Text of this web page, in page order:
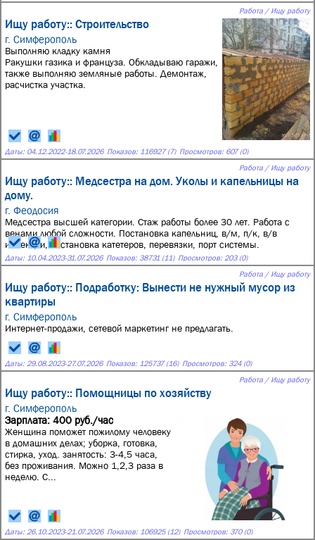
Работа / Ищу работу
Ищу работу:: Строительство
г. Симферополь
Выполняю кладку камня
Ракушки газика и француза. Обкладываю гаражи,
также выполняю земляные работы. Демонтаж,
расчистка участка.
Даты: 04.12.2022-18.07.2026 Показов: 116927 (7) Просмотров: 607 (0)
Работа / Ищу работу
Ищу работу:: Медсестра на дом. Уколы и капельницы на
дому.
г. Феодосия
Медсестра высшей категории. Стаж работы более 30 лет. Работа с
венами любой сложности. Постановка капельниц, в/м, п/к, в/в
инъекции, постановка катетеров, перевязки, порт системы.
Даты: 10.04.2023-31.07.2026 Показов: 38731 (11) Просмотров: 203 (0)
Работа / Ищу работу
Ищу работу:: Подработку: Вынести не нужный мусор из
квартиры
г. Симферополь
Интернет-продажи, сетевой маркетинг не предлагать.
Даты: 29.08.2023-27.07.2026 Показов: 125737 (16) Просмотров: 324 (0)
Работа / Ищу работу
Ищу работу:: Помощницы по хозяйству
г. Симферополь
Зарплата: 400 руб./час
Женщина поможет пожилому человеку
в домашних делах; уборка, готовка,
стирка, уход. занятость: 3-4,5 часа,
без проживания. Можно 1,2,3 раза в
неделю. С...
Даты: 26.10.2023-21.07.2026 Показов: 106925 (12) Просмотров: 370 (0)